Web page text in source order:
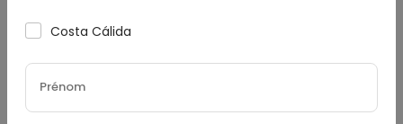
Costa Cálida